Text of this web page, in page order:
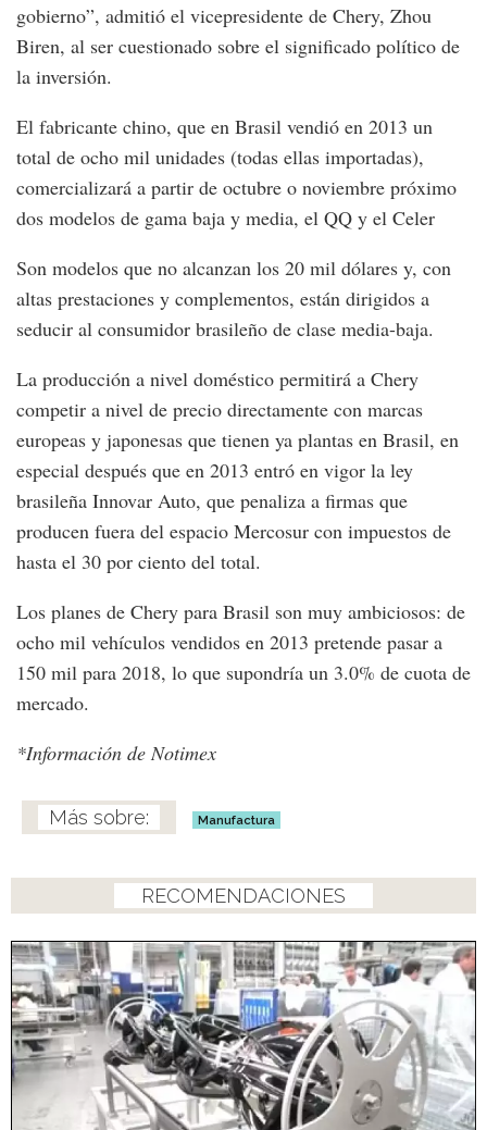
gobierno”, admitió el vicepresidente de Chery, Zhou
Biren, al ser cuestionado sobre el significado político de
la inversión.
El fabricante chino, que en Brasil vendió en 2013 un
total de ocho mil unidades (todas ellas importadas),
comercializará a partir de octubre o noviembre próximo
dos modelos de gama baja y media, el QQ y el Celer
Son modelos que no alcanzan los 20 mil dólares y, con
altas prestaciones y complementos, están dirigidos a
seducir al consumidor brasileño de clase media-baja.
La producción a nivel doméstico permitirá a Chery
competir a nivel de precio directamente con marcas
europeas y japonesas que tienen ya plantas en Brasil, en
especial después que en 2013 entró en vigor la ley
brasileña Innovar Auto, que penaliza a firmas que
producen fuera del espacio Mercosur con impuestos de
hasta el 30 por ciento del total.
Los planes de Chery para Brasil son muy ambiciosos: de
ocho mil vehículos vendidos en 2013 pretende pasar a
150 mil para 2018, lo que supondría un 3.0% de cuota de
mercado.
*Información de Notimex
Manufactura
RECOMENDACIONES